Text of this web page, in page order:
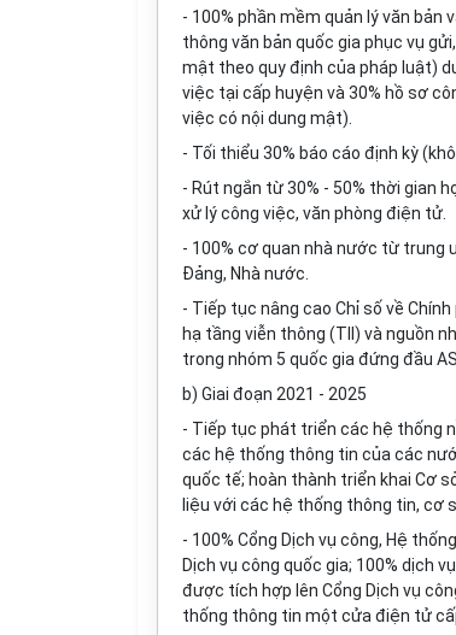
- 100% phần mềm quản lý văn
thông văn bản quốc gia phục vụ
mật theo quy định của pháp luật)
việc tại cấp huyện và 30% hồ sơ
việc có nội dung mật).
- Tối thiểu 30% báo cáo định kỳ
- Rút ngắn từ 30% - 50% thời gian
xử lý công việc, văn phòng điện tử.
- 100% cơ quan nhà nước từ trung
Đảng, Nhà nước.
- Tiếp tục nâng cao Chỉ số về
hạ tầng viễn thông (TII) và nguồn
trong nhóm 5 quốc gia đứng đầu
b) Giai đoạn 2021 - 2025
- Tiếp tục phát triển các hệ thống
các hệ thống thông tin của các
quốc tế; hoàn thành triển khai Cơ
liệu với các hệ thống thông tin, cơ
- 100% Cổng Dịch vụ công, Hệ
Dịch vụ công quốc gia; 100% dịch
được tích hợp lên Cổng Dịch vụ
thống thông tin một cửa điện tử